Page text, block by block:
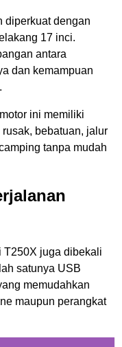
diperkuat dengan
17 inci.
antara
dan kemampuan
ini memiliki
bebatuan, jalur
tanpa mudah
T250X juga dibekali
satunya USB
memudahkan
maupun perangkat